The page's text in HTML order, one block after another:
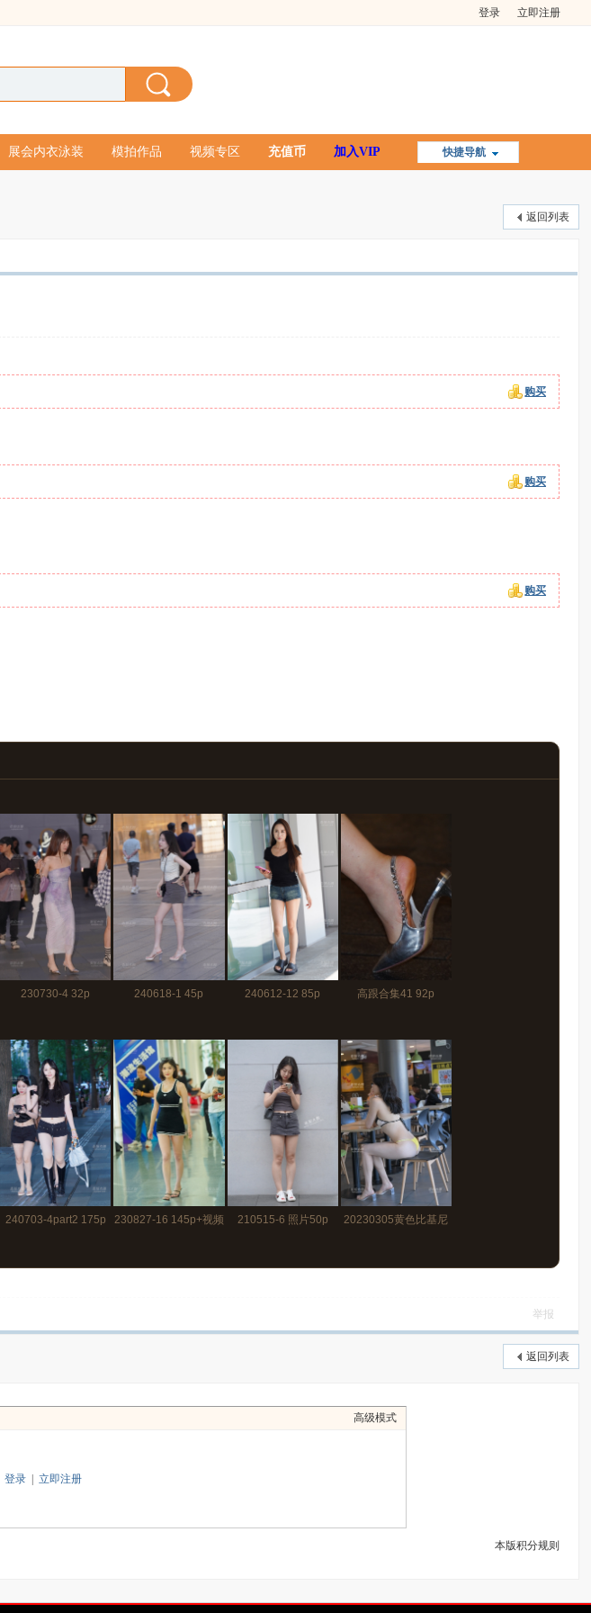
登录 立即注册
快捷导航
展会内衣泳装 模拍作品 视频专区 充值币 加入VIP
返回列表
购买
购买
购买
230730-4 32p 240618-1 45p 240612-12 85p 高跟合集41 92p
240703-4part2 175p 230827-16 145p+视频 210515-6 照片50p 20230305黄色比基尼
举报
返回列表
高级模式
登录 立即注册
本版积分规则